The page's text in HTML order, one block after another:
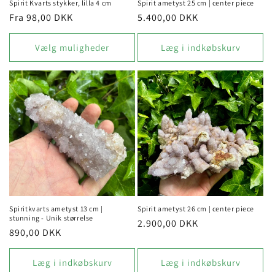
:
Spirit Kvarts stykker, lilla 4 cm
Normalpris
Fra 98,00 DKK
Vælg muligheder
Spirit ametyst 25 cm | center piece
Normalpris
5.400,00 DKK
Læg i indkøbskurv
Spiritkvarts ametyst 13 cm |
stunning - Unik størrelse
Normalpris
890,00 DKK
Læg i indkøbskurv
Spirit ametyst 26 cm | center piece
Normalpris
2.900,00 DKK
Læg i indkøbskurv